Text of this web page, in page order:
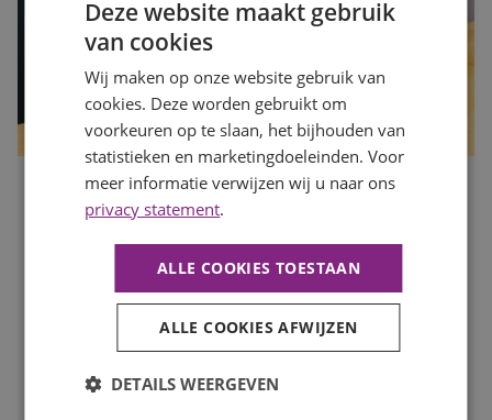
Is jouw organisatie klaar voor de drukke maanden? Zo
zorg je dat je op tijd de juiste mensen vindt
Publicatiedatum7 augustus 2026
Mayra Wokke
Na de zomervakantie komt de arbeidsmarkt weer volop in
te kijken en op tijd in te spelen op de personeelsbehoefte
vroeg starten met werven het verschil kan maken.
Deze website maakt gebruik
van cookies
Wij maken op onze website gebruik van
cookies. Deze worden gebruikt om
voorkeuren op te slaan, het bijhouden van
statistieken en marketingdoeleinden. Voor
meer informatie verwijzen wij u naar ons
privacy statement.
ALLE COOKIES TOESTAAN
ALLE COOKIES AFWIJZEN
DETAILS WEERGEVEN